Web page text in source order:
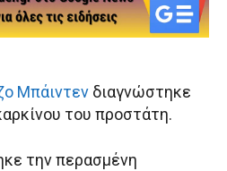
Μπάιντεν διαγνώστηκε
του προστάτη.
την περασμένη